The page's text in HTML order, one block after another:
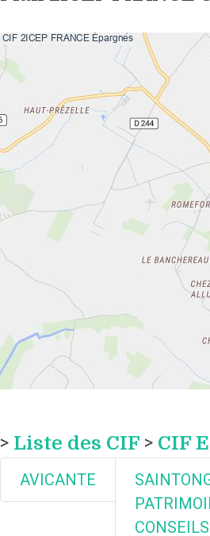
> Liste des CIF > CIF
AVICANTE
CONSEILS